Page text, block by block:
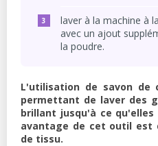
laver à la machine à
avec un ajout
la poudre.
L'utilisation de savon de
permettant de laver des
brillant jusqu'à ce qu'elles
avantage de cet outil
de tissu.